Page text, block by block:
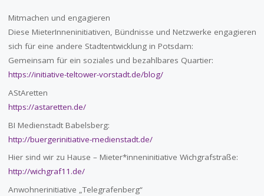
Mitmachen und engagieren
Diese MieterInneninitiativen, Bündnisse und Netzwerke engagieren
sich für eine andere Stadtentwicklung in Potsdam:
Gemeinsam für ein soziales und bezahlbares Quartier:
https://initiative-teltower-vorstadt.de/blog/
AStAretten
https://astaretten.de/
BI Medienstadt Babelsberg:
http://buergerinitiative-medienstadt.de/
Hier sind wir zu Hause – Mieter*inneninitiative Wichgrafstraße:
http://wichgraf11.de/
Anwohnerinitiative „Telegrafenberg“